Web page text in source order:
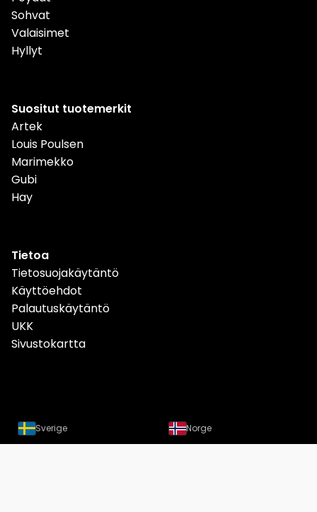
Sohvat
Valaisimet
Hyllyt
Suositut tuotemerkit
Artek
Louis Poulsen
Marimekko
Gubi
Hay
Tietoa
Tietosuojakäytäntö
Käyttöehdot
Palautuskäytäntö
UKK
Sivustokartta
Sverige Norge